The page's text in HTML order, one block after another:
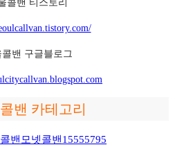
콜밴 티스토리
밴 구글블로그
밴 카테고리
밴모넷콜밴15555795